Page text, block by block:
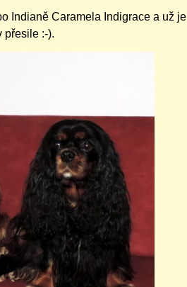
Indianě Caramela Indigrace a už je
přesile :-).